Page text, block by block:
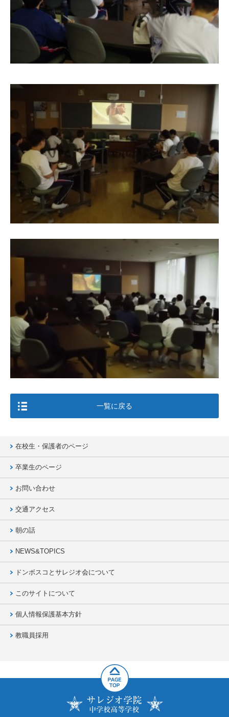
一覧に戻る
在校生・保護者のページ
卒業生のページ
お問い合わせ
交通アクセス
朝の話
NEWS&TOPICS
ドンボスコとサレジオ会について
このサイトについて
個人情報保護基本方針
教職員採用